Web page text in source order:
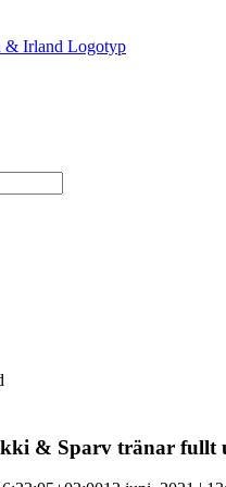
& Sparv tränar fullt